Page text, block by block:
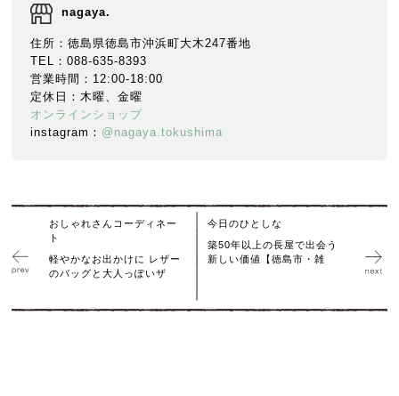
nagaya.
住所：徳島県徳島市沖浜町大木247番地
TEL：088-635-8393
営業時間：12:00-18:00
定休日：木曜、金曜
オンラインショップ
instagram： @nagaya.tokushima
おしゃれさんコーディネー
ト
軽やかなお出かけに レザー
のバッグと大人っぽいザ
今日のひとしな
築50年以上の長屋で出会う
新しい価値【徳島市・雑